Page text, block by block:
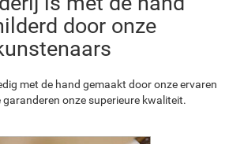
door onze
met de hand gemaakt door onze ervaren
garanderen onze superieure kwaliteit.